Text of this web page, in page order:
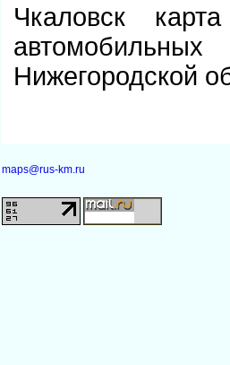
Чкаловск
Нижегородской
maps@rus-km.ru